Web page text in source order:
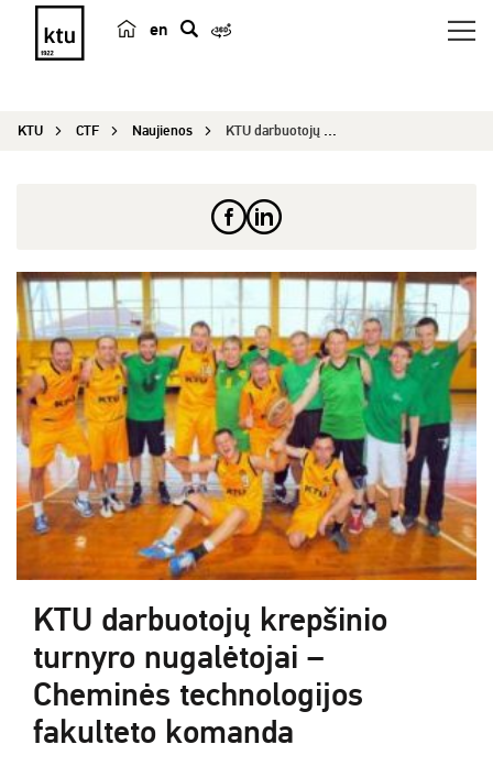
en
e
KTU CTF Naujienos KTU darbuotojų krepšinio turnyro nugalėtojai – C...
KTU darbuotojų krepšinio
turnyro nugalėtojai –
Cheminės technologijos
fakulteto komanda